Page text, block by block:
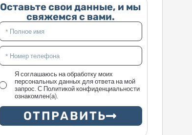
Оставьте свои данные, и мы
свяжемся с вами.
Я соглашаюсь на обработку моих
персональных данных для ответа на мой
запрос. С Политикой конфиденциальности
ознакомлен(а).
ОТПРАВИТЬ